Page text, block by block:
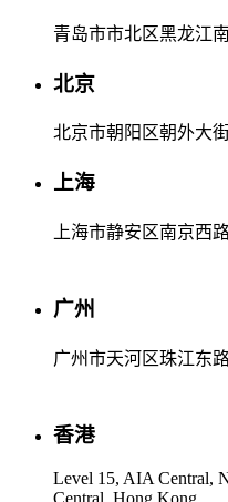
青岛市市北区黑龙江
北京
北京市朝阳区朝外大
上海
上海市静安区南京西
广州
广州市天河区珠江东
香港
Level 15, AIA Central,